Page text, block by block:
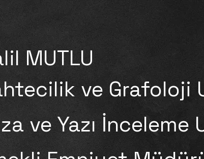
MUTLU
ve Grafoloji
ve Yazı İnceleme